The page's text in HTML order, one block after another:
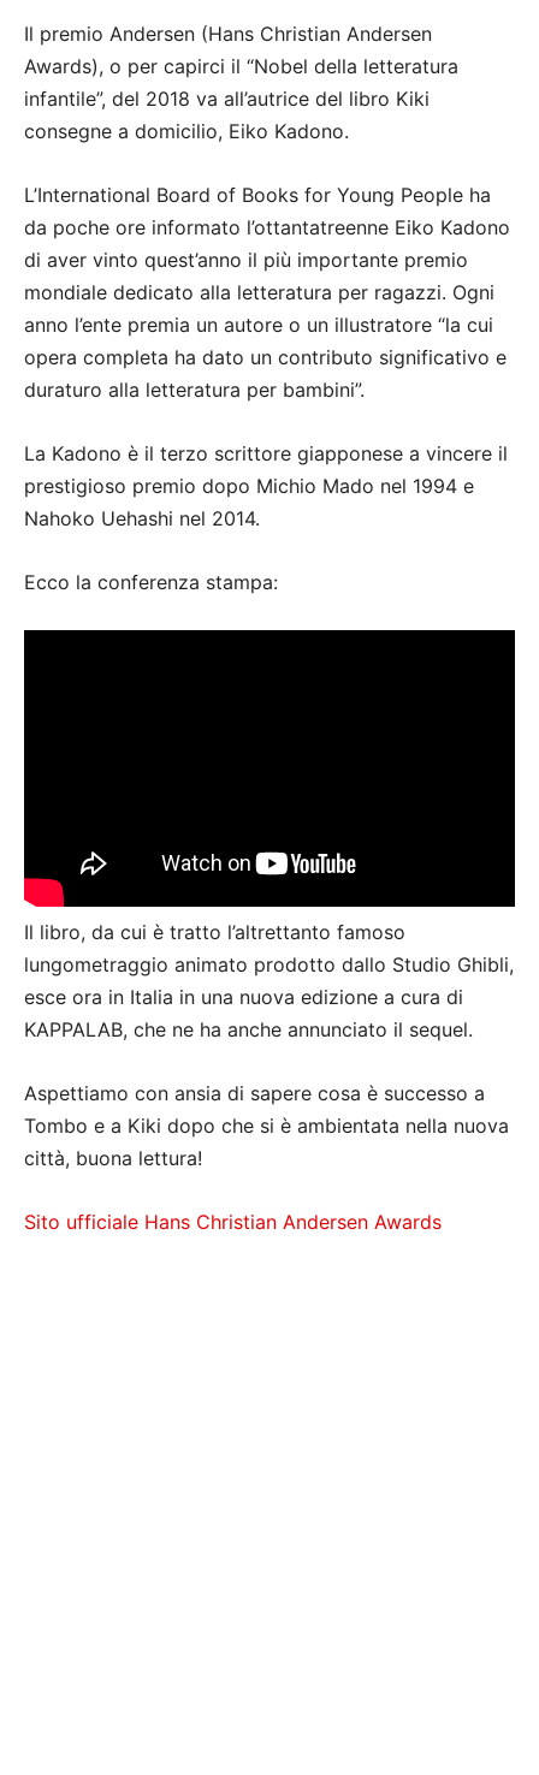
Il premio Andersen (Hans Christian Andersen
Awards), o per capirci il “Nobel della letteratura
infantile”, del 2018 va all’autrice del libro Kiki
consegne a domicilio, Eiko Kadono.
L’International Board of Books for Young People ha
da poche ore informato l’ottantatreenne Eiko Kadono
di aver vinto quest’anno il più importante premio
mondiale dedicato alla letteratura per ragazzi. Ogni
anno l’ente premia un autore o un illustratore “la cui
opera completa ha dato un contributo significativo e
duraturo alla letteratura per bambini”.
La Kadono è il terzo scrittore giapponese a vincere il
prestigioso premio dopo Michio Mado nel 1994 e
Nahoko Uehashi nel 2014.
Ecco la conferenza stampa:
Il libro, da cui è tratto l’altrettanto famoso
lungometraggio animato prodotto dallo Studio Ghibli,
esce ora in Italia in una nuova edizione a cura di
KAPPALAB, che ne ha anche annunciato il sequel.
Aspettiamo con ansia di sapere cosa è successo a
Tombo e a Kiki dopo che si è ambientata nella nuova
città, buona lettura!
Sito ufficiale Hans Christian Andersen Awards